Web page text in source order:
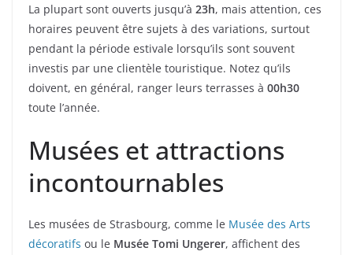
La plupart sont ouverts jusqu’à 23h, mais attention, ces
horaires peuvent être sujets à des variations, surtout
pendant la période estivale lorsqu’ils sont souvent
investis par une clientèle touristique. Notez qu’ils
doivent, en général, ranger leurs terrasses à 00h30
toute l’année.
Musées et attractions
incontournables
Les musées de Strasbourg, comme le Musée des Arts
décoratifs ou le Musée Tomi Ungerer, affichent des